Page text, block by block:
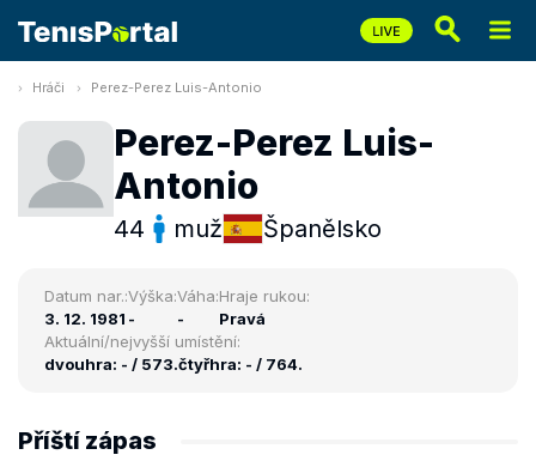
Hráči Perez-Perez Luis-Antonio
Perez-Perez Luis-
Antonio
44 muž Španělsko
Datum nar.:
3. 12. 1981
Výška:
-
Váha:
-
Hraje rukou:
Pravá
Aktuální/nejvyšší umístění:
dvouhra: - / 573.čtyřhra: - / 764.
Příští zápas